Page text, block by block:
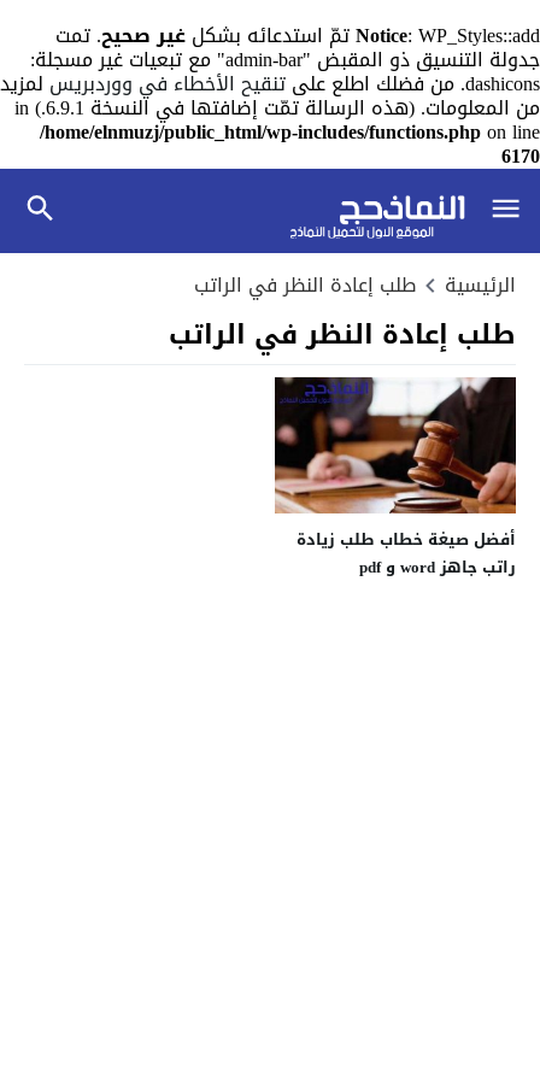
Notice: WP_Styles::add تمّ استدعائه بشكل غير صحيح. تمت
جدولة التنسيق ذو المقبض "admin-bar" مع تبعيات غير مسجلة:
dashicons. من فضلك اطلع على تنقيح الأخطاء في ووردبريس لمزيد
من المعلومات. (هذه الرسالة تمّت إضافتها في النسخة 6.9.1.) in
/home/elnmuzj/public_html/wp-includes/functions.phpon line
6170
الرئيسية طلب إعادة النظر في الراتب
طلب إعادة النظر في الراتب
أفضل صيغة خطاب طلب زيادة
راتب جاهز word و pdf